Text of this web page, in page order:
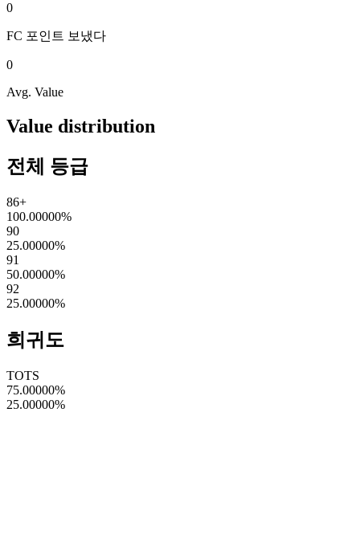
0
FC 포인트 보냈다
0
Avg. Value
Value distribution
전체 등급
86+
100.00000%
90
25.00000%
91
50.00000%
92
25.00000%
희귀도
TOTS
75.00000%
25.00000%